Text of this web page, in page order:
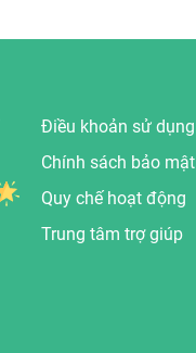
Điều khoản sử dụng
Chính sách bảo mật
Quy chế hoạt động
Trung tâm trợ giúp